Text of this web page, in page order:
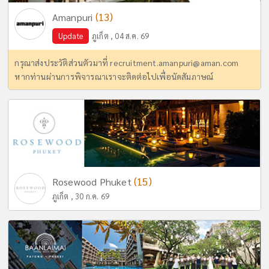
Amanpuri (13)
Update ภูเก็ต , 04 ส.ค. 69
กรุณาส่งประวัติส่วนตัวมาที่recruitment.amanpuri@aman.com
หากท่านผ่านการพิจารณาเราจะติดต่อไปเพื่อนัดสัมภาษณ์
Rosewood Phuket (15)
ภูเก็ต , 30 ก.ค. 69